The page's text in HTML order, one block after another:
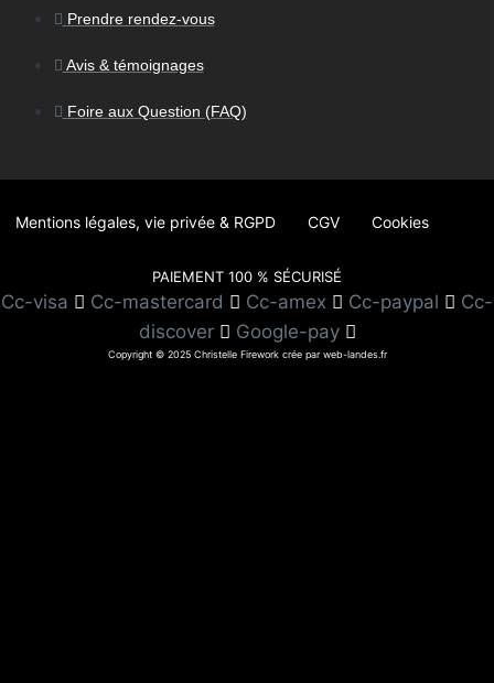
Prendre rendez-vous
Avis & témoignages
Foire aux Question (FAQ)
Mentions légales, vie privée & RGPD CGV Cookies
PAIEMENT 100 % SÉCURISÉ
Cc-visa Cc-mastercard Cc-amex Cc-paypal
Cc-
discover
Google-pay
Copyright © 2025 Christelle Firework crée par web-landes.fr